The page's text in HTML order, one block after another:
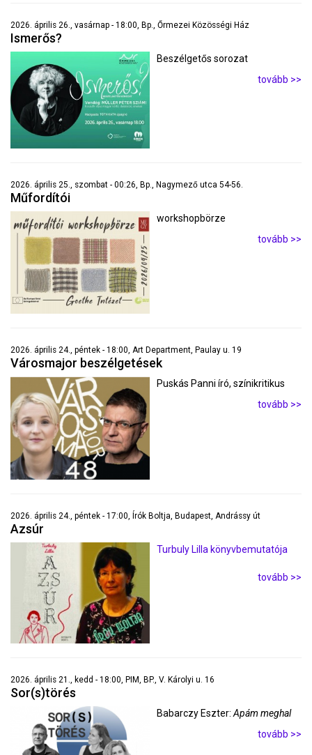
2026. április 26., vasárnap - 18:00, Bp., Őrmezei Közösségi Ház
Ismerős?
Beszélgetős sorozat
tovább >>
2026. április 25., szombat - 00:26, Bp., Nagymező utca 54-56.
Műfordítói
workshopbörze
tovább >>
2026. április 24., péntek - 18:00, Art Department, Paulay u. 19
Városmajor beszélgetések
Puskás Panni író, színikritikus
tovább >>
2026. április 24., péntek - 17:00, Írók Boltja, Budapest, Andrássy út
Azsúr
Turbuly Lilla könyvbemutatója
tovább >>
2026. április 21., kedd - 18:00, PIM, BP., V. Károlyi u. 16
Sor(s)törés
Babarczy Eszter: Apám meghal
tovább >>